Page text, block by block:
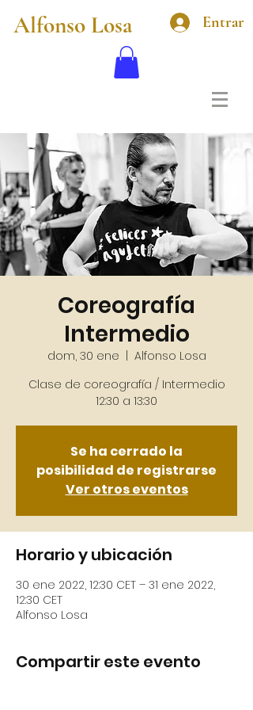
Alfonso Losa Entrar
Coreografía
Intermedio
dom, 30 ene
  |
Alfonso Losa
Clase de coreografía / Intermedio
12:30 a 13:30
Se ha cerrado la
posibilidad de registrarse
Ver otros eventos
Horario y ubicación
30 ene 2022, 12:30 CET – 31 ene 2022,
12:30 CET
Alfonso Losa
Compartir este evento